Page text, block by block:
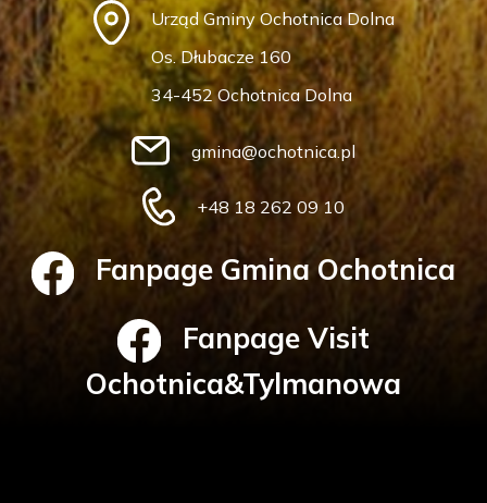
Urząd Gminy Ochotnica Dolna
Os. Dłubacze 160
34-452 Ochotnica Dolna
gmina@ochotnica.pl
+48 18 262 09 10
Fanpage Gmina Ochotnica
Fanpage Visit
Ochotnica&Tylmanowa